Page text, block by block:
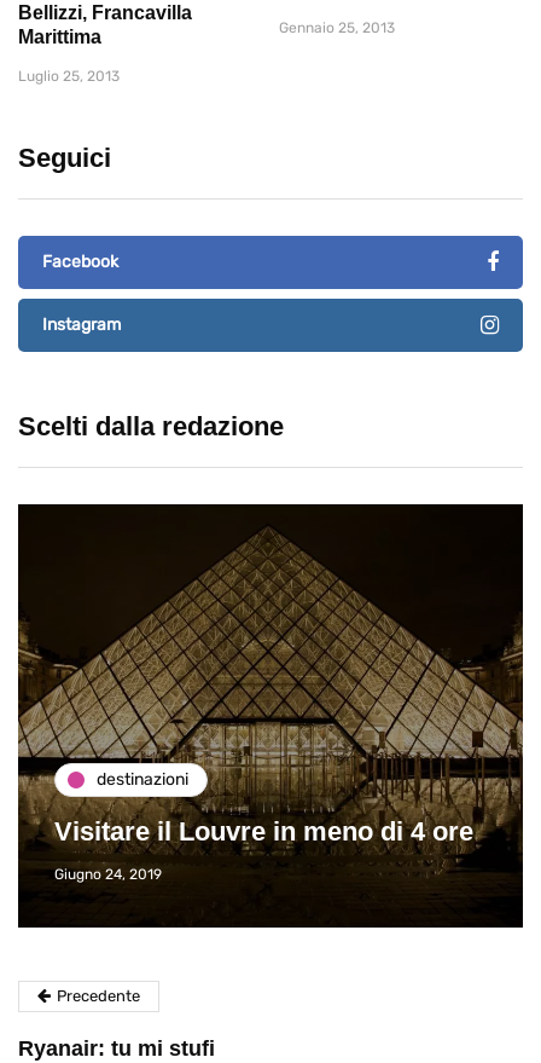
Bellizzi, Francavilla
Marittima
Luglio 25, 2013
Gennaio 25, 2013
Seguici
Facebook
Instagram
Scelti dalla redazione
destinazioni
Visitare il Louvre in meno di 4 ore
Giugno 24, 2019
Precedente
Ryanair: tu mi stufi